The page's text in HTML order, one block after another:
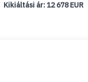
Kikiáltási ár:12 678 EUR